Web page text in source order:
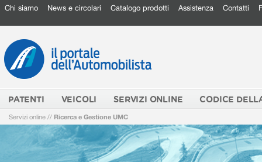
Chi siamo News e circolari Catalogo prodotti Assistenza Contatti
PATENTI VEICOLI SERVIZI ONLINE CODICE
Servizi online // Ricerca e Gestione UMC